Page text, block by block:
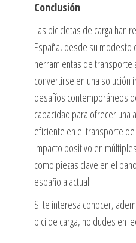
Conclusión
Las bicicletas de carga han
España, desde su modesto
herramientas de transporte
convertirse en una solución
desafíos contemporáneos
capacidad para ofrecer una
eficiente en el transporte
impacto positivo en
como piezas clave en el
española actual.
Si te interesa conocer,
bici de carga, no dudes en